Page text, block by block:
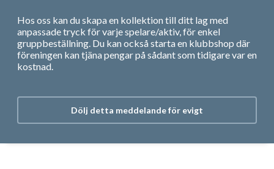
Hos oss kan du skapa en kollektion till ditt lag med
anpassade tryck för varje spelare/aktiv, för enkel
gruppbeställning. Du kan också starta en klubbshop där
föreningen kan tjäna pengar på sådant som tidigare var en
kostnad.
Dölj detta meddelande för evigt